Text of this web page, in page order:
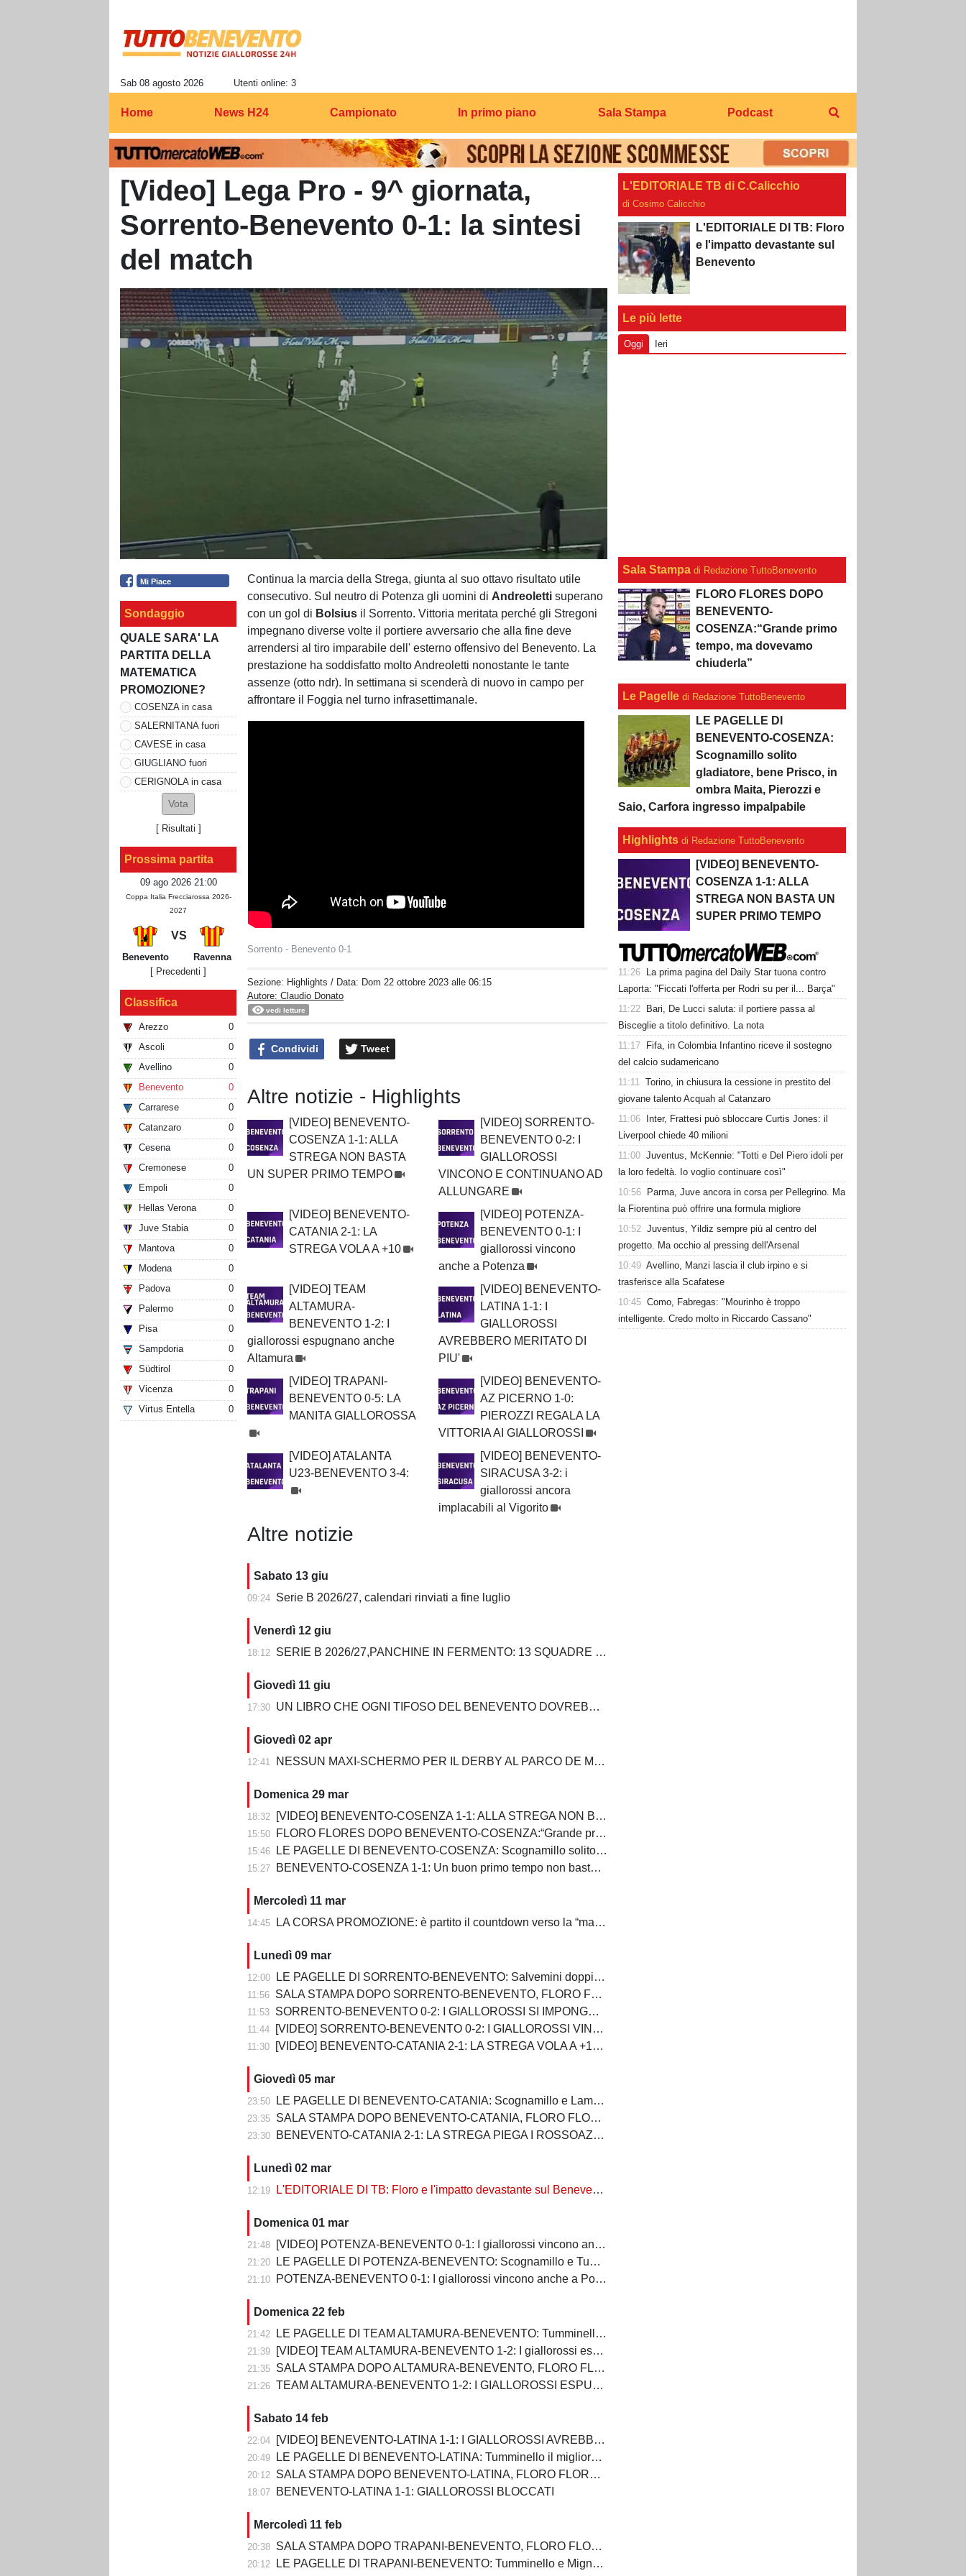
Sab 08 agosto 2026 Utenti online: 3
Home News H24 Campionato In primo piano Sala Stampa Podcast
[Video] Lega Pro - 9^ giornata,
Sorrento-Benevento 0-1: la sintesi
del match
Mi Piace
Sondaggio
QUALE SARA' LA
PARTITA DELLA
MATEMATICA
PROMOZIONE?
COSENZA in casa
SALERNITANA fuori
CAVESE in casa
GIUGLIANO fuori
CERIGNOLA in casa
[ Risultati ]
Prossima partita
09 ago 2026 21:00
Coppa Italia Frecciarossa 2026-
2027
VS
Benevento
Ravenna
[ Precedenti ]
Classifica
Arezzo
0
Ascoli
0
Avellino
0
Benevento
0
Carrarese
0
Catanzaro
0
Cesena
0
Cremonese
0
Empoli
0
Hellas Verona
0
Juve Stabia
0
Mantova
0
Modena
0
Padova
0
Palermo
0
Pisa
0
Sampdoria
0
Südtirol
0
Vicenza
0
Virtus Entella
0
Continua la marcia della Strega, giunta al suo ottavo risultato utile
consecutivo. Sul neutro di Potenza gli uomini di Andreoletti superano
con un gol di Bolsius il Sorrento. Vittoria meritata perché gli Stregoni
impegnano diverse volte il portiere avversario che alla fine deve
arrendersi al tiro imparabile dell' esterno offensivo del Benevento. La
prestazione ha soddisfatto molto Andreoletti nonostante le tante
assenze (otto ndr). In settimana si scenderà di nuovo in campo per
affrontare il Foggia nel turno infrasettimanale.
Sorrento - Benevento 0-1
Sezione: Highlights / Data: Dom 22 ottobre 2023 alle 06:15
Autore: Claudio Donato
vedi letture
Condividi Tweet
Altre notizie - Highlights
[VIDEO] BENEVENTO-
COSENZA 1-1: ALLA
STREGA NON BASTA
UN SUPER PRIMO TEMPO
[VIDEO] SORRENTO-
BENEVENTO 0-2: I
GIALLOROSSI
VINCONO E CONTINUANO AD
ALLUNGARE
[VIDEO] BENEVENTO-
CATANIA 2-1: LA
STREGA VOLA A +10
[VIDEO] POTENZA-
BENEVENTO 0-1: I
giallorossi vincono
anche a Potenza
[VIDEO] TEAM
ALTAMURA-
BENEVENTO 1-2: I
giallorossi espugnano anche
Altamura
[VIDEO] BENEVENTO-
LATINA 1-1: I
GIALLOROSSI
AVREBBERO MERITATO DI
PIU'
[VIDEO] TRAPANI-
BENEVENTO 0-5: LA
MANITA GIALLOROSSA
[VIDEO] BENEVENTO-
AZ PICERNO 1-0:
PIEROZZI REGALA LA
VITTORIA AI GIALLOROSSI
[VIDEO] ATALANTA
U23-BENEVENTO 3-4:
[VIDEO] BENEVENTO-
SIRACUSA 3-2: i
giallorossi ancora
implacabili al Vigorito
Altre notizie
Sabato 13 giu
09:24 Serie B 2026/27, calendari rinviati a fine luglio
Venerdì 12 giu
18:12 SERIE B 2026/27,PANCHINE IN FERMENTO: 13 SQUADRE SU 20 ANCORA SENZA ALLENATORE
Giovedì 11 giu
17:30 UN LIBRO CHE OGNI TIFOSO DEL BENEVENTO DOVREBBE AVERE NELLA PROPRIA COLLEZIONE
Giovedì 02 apr
12:41 NESSUN MAXI-SCHERMO PER IL DERBY AL PARCO DE MITA
Domenica 29 mar
18:32 [VIDEO] BENEVENTO-COSENZA 1-1: ALLA STREGA NON BASTA UN SUPER PRIMO TEMPO
15:50 FLORO FLORES DOPO BENEVENTO-COSENZA:“Grande primo tempo, ma dovevamo chiuderla”
15:46 LE PAGELLE DI BENEVENTO-COSENZA: Scognamillo solito gladiatore, bene Prisco, in ombra Maita, Pierozzi e Saio, Carfora ingresso impalpabile
15:27 BENEVENTO-COSENZA 1-1: Un buon primo tempo non basta ai giallorossi, tutto rimandato
Mercoledì 11 mar
14:45 LA CORSA PROMOZIONE: è partito il countdown verso la “matematica”
Lunedì 09 mar
12:00 LE PAGELLE DI SORRENTO-BENEVENTO: Salvemini doppietta, Scognamillo sempre al top, bene Caldirola
11:56 SALA STAMPA DOPO SORRENTO-BENEVENTO, FLORO FLORES:"I ragazzi hanno dimostrato ancora una volta di essere sul pezzo"
11:53 SORRENTO-BENEVENTO 0-2: I GIALLOROSSI SI IMPONGONO E ALLUNGANO ANCORA
11:44 [VIDEO] SORRENTO-BENEVENTO 0-2: I GIALLOROSSI VINCONO E CONTINUANO AD ALLUNGARE
11:30 [VIDEO] BENEVENTO-CATANIA 2-1: LA STREGA VOLA A +10
Giovedì 05 mar
23:50 LE PAGELLE DI BENEVENTO-CATANIA: Scognamillo e Lamesta i migliori
23:35 SALA STAMPA DOPO BENEVENTO-CATANIA, FLORO FLORES:"Mancano 8 partite e adesso inizia il momento più difficile"
23:30 BENEVENTO-CATANIA 2-1: LA STREGA PIEGA I ROSSOAZZURRI E SCAPPA VIA
Lunedì 02 mar
12:19 L'EDITORIALE DI TB: Floro e l'impatto devastante sul Benevento
Domenica 01 mar
21:48 [VIDEO] POTENZA-BENEVENTO 0-1: I giallorossi vincono anche a Potenza
21:20 LE PAGELLE DI POTENZA-BENEVENTO: Scognamillo e Tumminello sempre al top. buono l'esordio di Celia
21:10 POTENZA-BENEVENTO 0-1: I giallorossi vincono anche a Potenza
Domenica 22 feb
21:42 LE PAGELLE DI TEAM ALTAMURA-BENEVENTO: Tumminello e Prisco i migliori, Ceresoli e Salvemini in difficoltà
21:39 [VIDEO] TEAM ALTAMURA-BENEVENTO 1-2: I giallorossi espugnano anche Altamura
21:35 SALA STAMPA DOPO ALTAMURA-BENEVENTO, FLORO FLORES:"Dobbiamo migliorare e non subire più gol così”
21:26 TEAM ALTAMURA-BENEVENTO 1-2: I GIALLOROSSI ESPUGNANO ALTAMURA
Sabato 14 feb
22:04 [VIDEO] BENEVENTO-LATINA 1-1: I GIALLOROSSI AVREBBERO MERITATO DI PIU'
20:49 LE PAGELLE DI BENEVENTO-LATINA: Tumminello il migliore in campo, male Kouan all'esordio
20:12 SALA STAMPA DOPO BENEVENTO-LATINA, FLORO FLORES:"Sono arrabbiato ma allo stesso tempo felice perchè la squadra di è espressa bene"
18:07 BENEVENTO-LATINA 1-1: GIALLOROSSI BLOCCATI
Mercoledì 11 feb
20:38 SALA STAMPA DOPO TRAPANI-BENEVENTO, FLORO FLORES:"In questa rosa ho sempre l’imbarazzo della scelta"
20:12 LE PAGELLE DI TRAPANI-BENEVENTO: Tumminello e Mignani goleador, bene Lamesta e Scognamillo, Carfora non riesce ad incidere
L'EDITORIALE TB di C.Calicchio
di Cosimo Calicchio
L'EDITORIALE DI TB: Floro
e l'impatto devastante sul
Benevento
Le più lette
Oggi Ieri
Sala Stampa di Redazione TuttoBenevento
FLORO FLORES DOPO
BENEVENTO-
COSENZA:“Grande primo
tempo, ma dovevamo
chiuderla”
Le Pagelle di Redazione TuttoBenevento
LE PAGELLE DI
BENEVENTO-COSENZA:
Scognamillo solito
gladiatore, bene Prisco, in
ombra Maita, Pierozzi e
Saio, Carfora ingresso impalpabile
Highlights di Redazione TuttoBenevento
[VIDEO] BENEVENTO-
COSENZA 1-1: ALLA
STREGA NON BASTA UN
SUPER PRIMO TEMPO
11:26
La prima pagina del Daily Star tuona contro
Laporta: "Ficcati l'offerta per Rodri su per il... Barça"
11:22
Bari, De Lucci saluta: il portiere passa al
Bisceglie a titolo definitivo. La nota
11:17
Fifa, in Colombia Infantino riceve il sostegno
del calcio sudamericano
11:11 Torino, in chiusura la cessione in prestito del
giovane talento Acquah al Catanzaro
11:06
Inter, Frattesi può sbloccare Curtis Jones: il
Liverpool chiede 40 milioni
11:00 Juventus, McKennie: "Totti e Del Piero idoli per
la loro fedeltà. Io voglio continuare così"
10:56
Parma, Juve ancora in corsa per Pellegrino. Ma
la Fiorentina può offrire una formula migliore
10:52 Juventus, Yildiz sempre più al centro del
progetto. Ma occhio al pressing dell'Arsenal
10:49 Avellino, Manzi lascia il club irpino e si
trasferisce alla Scafatese
10:45 Como, Fabregas: "Mourinho è troppo
intelligente. Credo molto in Riccardo Cassano"